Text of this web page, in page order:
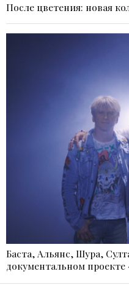
После цветения: новая
Баста, Альянс, Шура,
документальном